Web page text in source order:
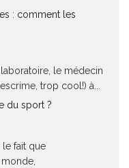
: comment les
le médecin
trop cool!) à...
du sport ?
le fait que